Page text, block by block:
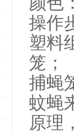
操作
塑料
笼；
捕蝇
蚊蝇
原理